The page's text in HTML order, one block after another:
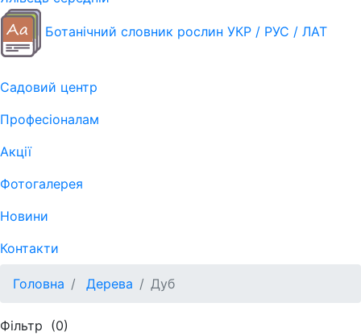
Ботанічний словник рослин УКР / РУС / ЛАТ
Садовий центр
Професіоналам
Акції
Фотогалерея
Новини
Контакти
Головна Дерева Дуб
Фільтр (0)